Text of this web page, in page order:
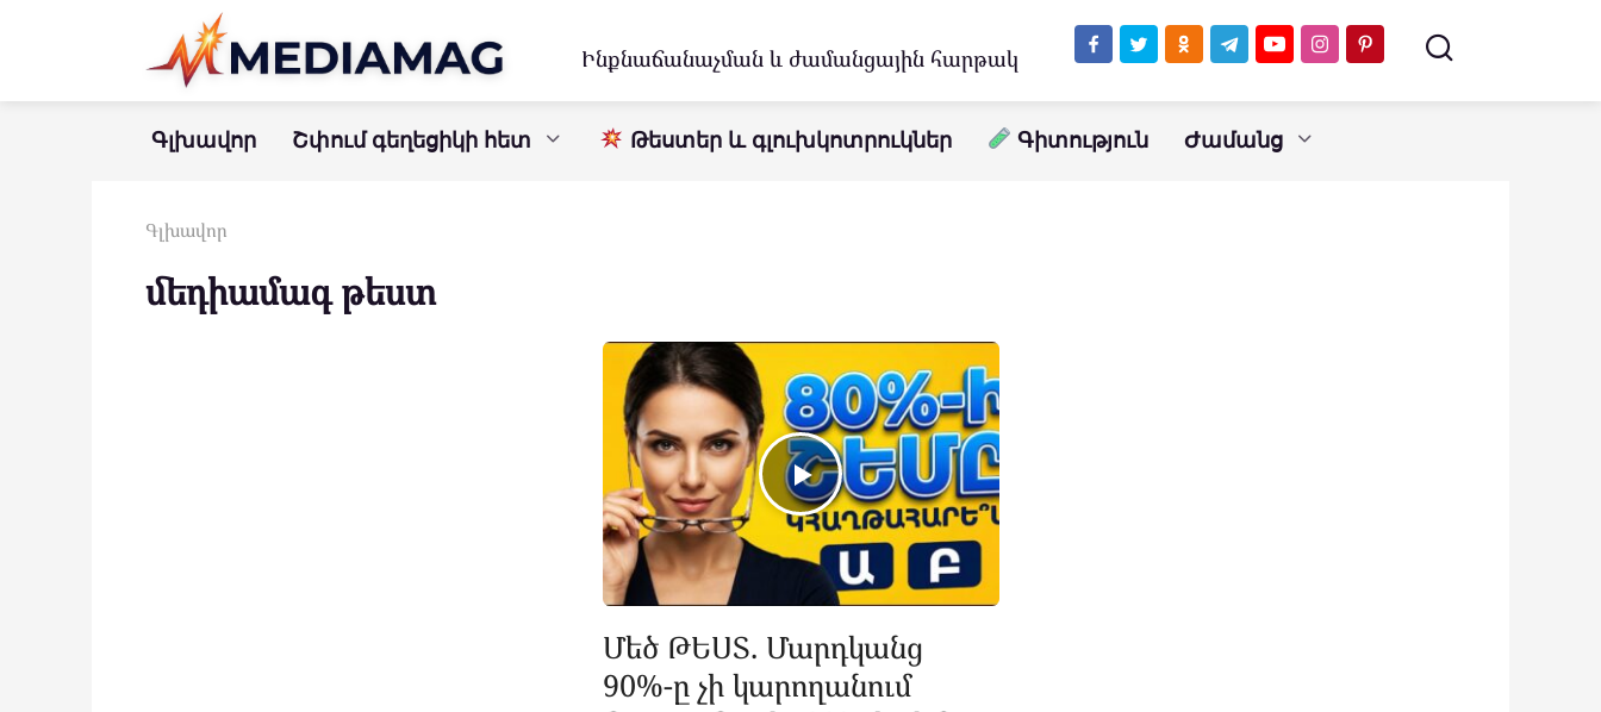
Ինքնաճանաչման և ժամանցային հարթակ
Գլխավոր Շփում գեղեցիկի հետ Թեստեր և գլուխկոտրուկներ Գիտություն Ժամանց
Գլխավոր
մեդիամագ թեստ
Մեծ ԹԵՍՏ. Մարդկանց
90%-ը չի կարողանում